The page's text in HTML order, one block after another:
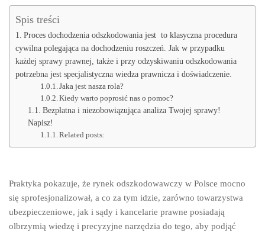
Spis treści
Proces dochodzenia odszkodowania jest to klasyczna procedura
cywilna polegająca na dochodzeniu roszczeń. Jak w przypadku
każdej sprawy prawnej, także i przy odzyskiwaniu odszkodowania
potrzebna jest specjalistyczna wiedza prawnicza i doświadczenie.
Jaka jest nasza rola?
Kiedy warto poprosić nas o pomoc?
Bezpłatna i niezobowiązująca analiza Twojej sprawy!
Napisz!
Related posts:
Praktyka pokazuje, że rynek odszkodowawczy w Polsce mocno
się sprofesjonalizował, a co za tym idzie, zarówno towarzystwa
ubezpieczeniowe, jak i sądy i kancelarie prawne posiadają
olbrzymią wiedzę i precyzyjne narzędzia do tego, aby podjąć